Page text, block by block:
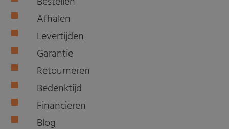
Afhalen
Levertijden
Garantie
Retourneren
Bedenktijd
Financieren
Blog